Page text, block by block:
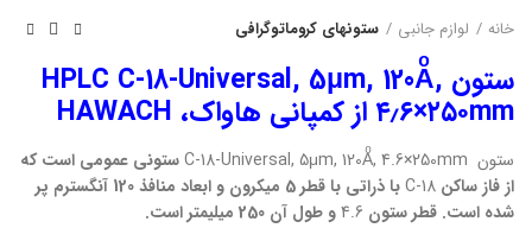
خانه لوازم جانبی ستونهای کروماتوگرافی
ستون HPLC C-18-Universal, 5μm, 120Aͦ,
۴٫۶×۲۵۰mm از کمپانی هاواک، HAWACH
ستون C-18-Universal, 5μm, 120Aͦ, 4.6×250mmستونی عمومی است که
از فاز ساکن C-18
با ذراتی با قطر 5 میکرون و ابعاد منافذ 120 آنگسترم پر
شده است. قطر ستون 4.6و طول آن 250 میلیمتر است.